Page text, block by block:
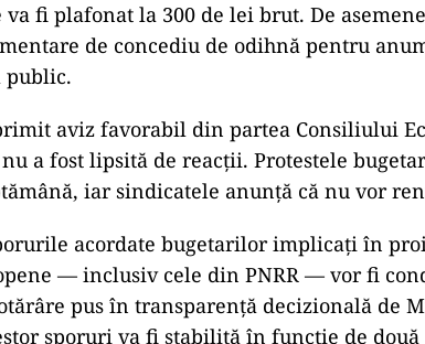
va fi plafonat la 300 de lei brut. De
de concediu de odihnă pentru
public.
aviz favorabil din partea Consiliului
a fost lipsită de reacții. Protestele
iar sindicatele anunță că nu vor
acordate bugetarilor implicați în
— inclusiv cele din PNRR — vor fi
pus în transparență decizională de
sporuri va fi stabilită în funcție de